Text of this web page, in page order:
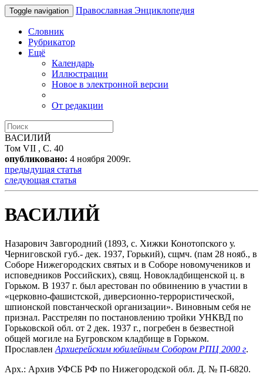
Toggle navigation Православная Энциклопедия
Словник
Рубрикатор
Ещё
Календарь
Иллюстрации
Новое в электронной версии
От редакции
ВАСИЛИЙ
Том VII , С. 40
опубликовано: 4 ноября 2009г.
предыдущая статья
следующая статья
ВАСИЛИЙ
Назарович Завгородний (1893, с. Хижки Конотопского у.
Черниговской губ.- дек. 1937, Горький), сщмч. (пам 28 нояб., в
Соборе Нижегородских святых и в Соборе новомучеников и
исповедников Российских), свящ. Новокладбищенской ц. в
Горьком. В 1937 г. был арестован по обвинению в участии в
«церковно-фашистской, диверсионно-террористической,
шпионской повстанческой организации». Виновным себя не
признал. Расстрелян по постановлению тройки УНКВД по
Горьковской обл. от 2 дек. 1937 г., погребен в безвестной
общей могиле на Бугровском кладбище в Горьком.
Прославлен Архиерейским юбилейным Собором РПЦ 2000 г.
Арх.: Архив УФСБ РФ по Нижегородской обл. Д. № П-6820.